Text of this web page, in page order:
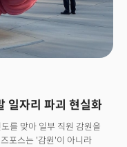
일자리 파괴 현실화
를 맞아 일부 직원 감원을
포스는 '감원'이 아니라